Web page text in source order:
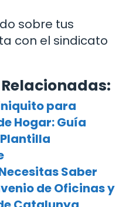
sobre tus
con el sindicato
para
Hogar: Guía
Saber
de Oficinas y